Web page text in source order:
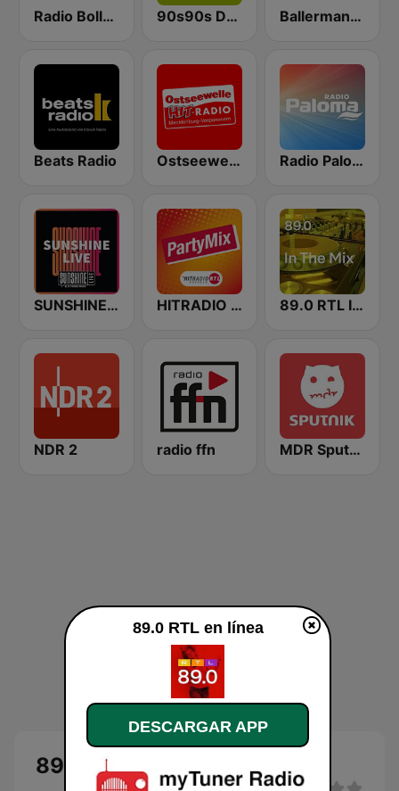
Radio Bollerwagen 90s90s Dance Ballermann Radio
Beats Radio Ostseewelle Hit-Radio 105.6 Radio Paloma
SUNSHINE LIVE HITRADIO RTL PartyMix 89.0 RTL In The Mix
NDR 2 radio ffn MDR Sputnik
89.0 RTL
89.0 RTL en línea
DESCARGAR APP